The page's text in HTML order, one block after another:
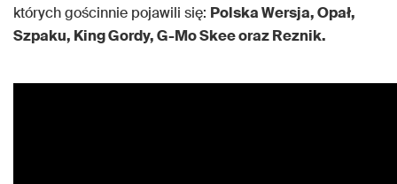
których gościnnie pojawili się: Polska Wersja, Opał,
Szpaku, King Gordy, G-Mo Skee oraz Reznik.